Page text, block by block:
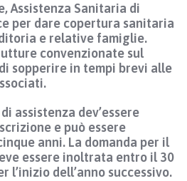
Assistenza Sanitaria di
per dare copertura sanitaria
e relative famiglie.
convenzionate sul
sopperire in tempi brevi alle
assistenza dev’essere
e può essere
anni. La domanda per il
essere inoltrata entro il 30
l’inizio dell’anno successivo.